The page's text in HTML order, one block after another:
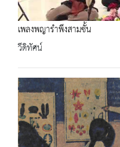
เพลงพญารำพึงสามชั้น
วีดิทัศน์